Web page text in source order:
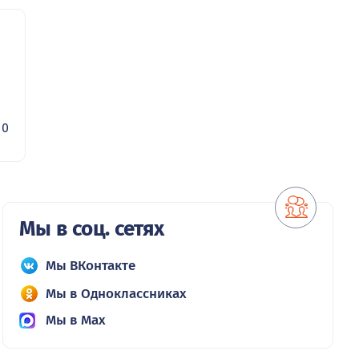
0
Мы в соц. сетях
Мы ВКонтакте
Мы в Одноклассниках
Мы в Max